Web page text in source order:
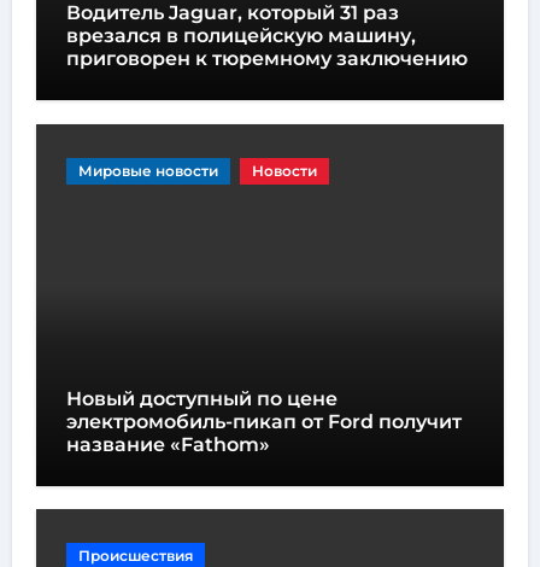
Водитель Jaguar, который 31 раз
врезался в полицейскую машину,
приговорен к тюремному заключению
Мировые новости Новости
Новый доступный по цене
электромобиль-пикап от Ford получит
название «Fathom»
Происшествия